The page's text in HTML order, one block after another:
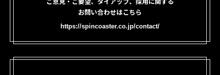
ご意見・ご要望、タイアップ、採用に関する
お問い合わせはこちら
https://spincoaster.co.jp/contact/